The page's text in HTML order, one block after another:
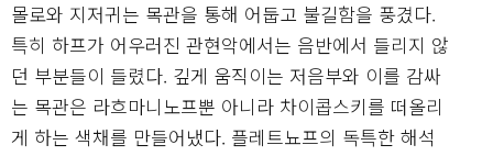
몰로와 지저귀는 목관을 통해 어둡고 불길함을 풍겼다.
특히 하프가 어우러진 관현악에서는 음반에서 들리지 않
던 부분들이 들렸다. 깊게 움직이는 저음부와 이를 감싸
는 목관은 라흐마니노프뿐 아니라 차이콥스키를 떠올리
게 하는 색채를 만들어냈다. 플레트뇨프의 독특한 해석